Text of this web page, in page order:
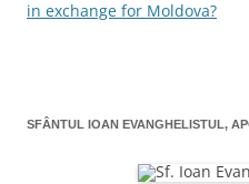
e
î
e
r
u
i
n
(
n
r
e
t
r
s
v
in exchange for Moldova?
SFÂNTUL IOAN EVANGHELISTUL,